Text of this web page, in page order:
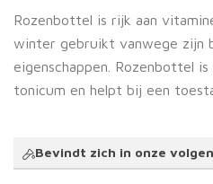
Rozenbottel is rijk aan
winter gebruikt vanwege zijn
eigenschappen. Rozenbottel
tonicum en helpt bij een
Bevindt zich in onze